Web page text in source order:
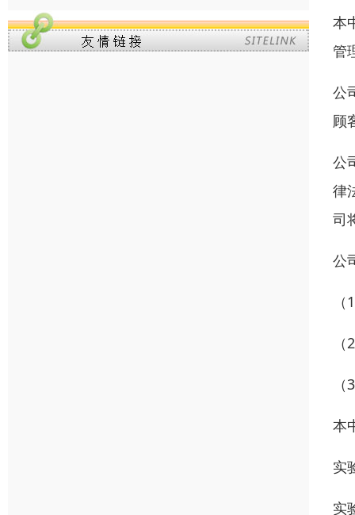
本
管
公
顾
公
律
司
公
本
实
实